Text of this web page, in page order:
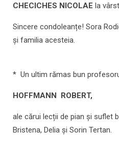
CHECICHES NICOLAE la
Sincere condoleanțe! Sora
și familia acesteia.
* Un ultim rămas bun
HOFFMANN ROBERT,
ale cărui lecții de pian și suflet
Bristena, Delia și Sorin Tertan.